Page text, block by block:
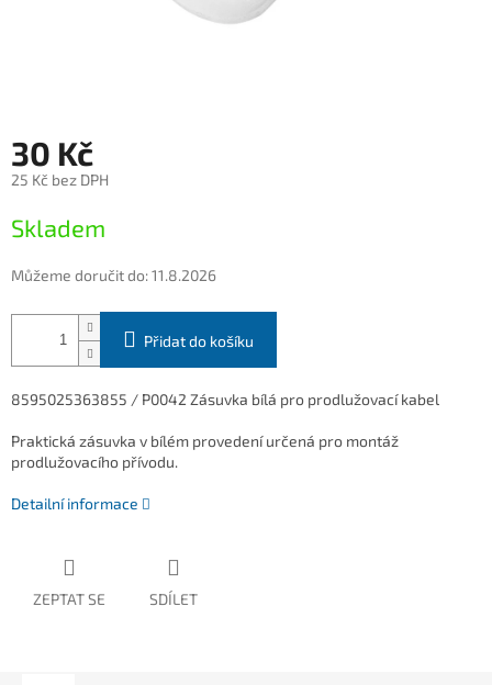
30 Kč
25 Kč bez DPH
cena:
Skladem
Můžeme doručit do:11.8.2026
Přidat do košíku
8595025363855 / P0042 Zásuvka bílá pro prodlužovací kabel
Praktická zásuvka v bílém provedení určená pro montáž
prodlužovacího přívodu.
Detailní informace
ZEPTAT SE SDÍLET